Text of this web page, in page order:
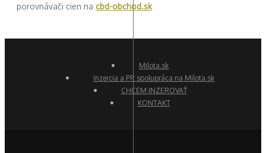
porovnávači cien na cbd-obchod.sk
Milota.sk
Inzercia a PR spolupráca na Milota.sk
CHCEM INZEROVAŤ
KONTAKT